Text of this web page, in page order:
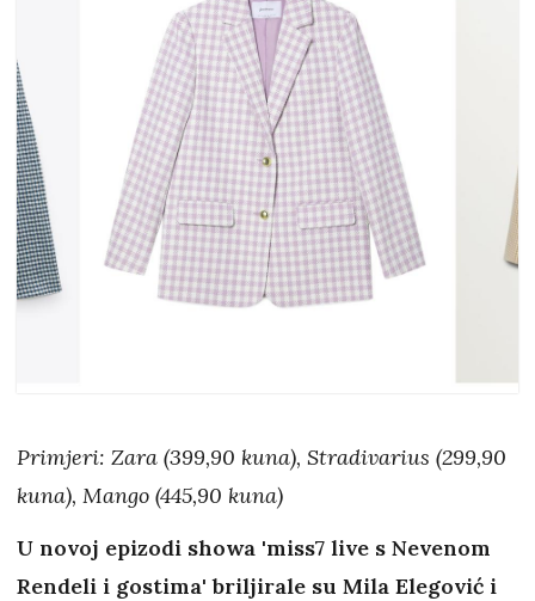
Primjeri: Zara (399,90 kuna), Stradivarius (299,90
kuna), Mango (445,90 kuna)
U novoj epizodi showa 'miss7 live s Nevenom
Rendeli i gostima' briljirale su Mila Elegović i